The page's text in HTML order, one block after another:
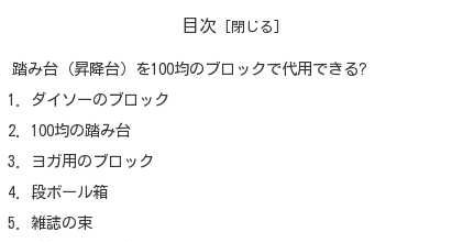
目次
踏み台（昇降台）を100均のブロックで代用できる?
ダイソーのブロック
100均の踏み台
ヨガ用のブロック
段ボール箱
雑誌の束